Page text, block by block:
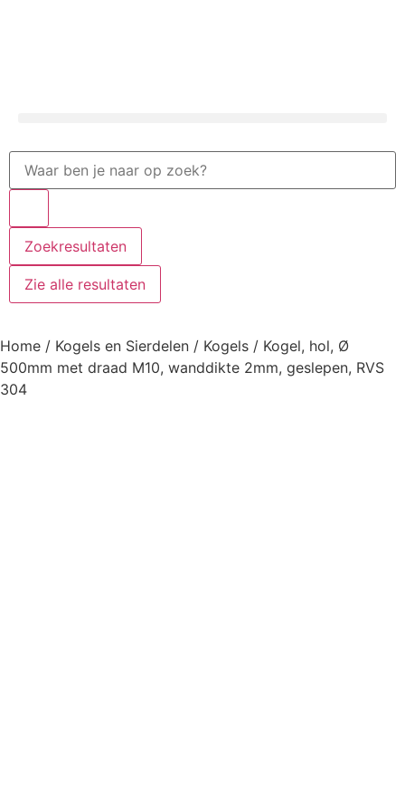
Zoekresultaten
Zie alle resultaten
Home / Kogels en Sierdelen / Kogels / Kogel, hol, Ø
500mm met draad M10, wanddikte 2mm, geslepen, RVS
304